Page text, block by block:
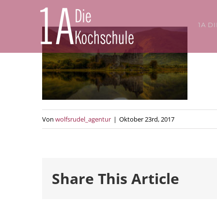
1A
Von wolfsrudel_agentur | Oktober 23rd, 2017
Share This Article